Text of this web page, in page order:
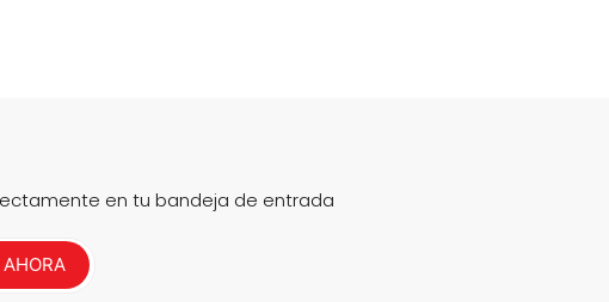
en tu bandeja de entrada